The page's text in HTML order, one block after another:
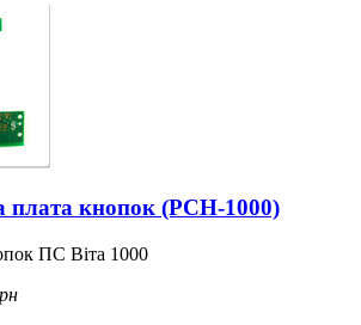
плата кнопок (PCH-1000)
ПС Віта 1000